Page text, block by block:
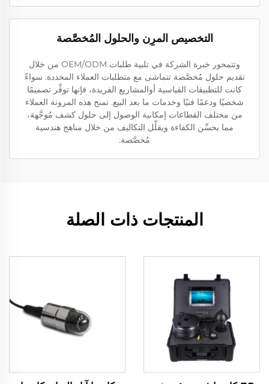
التخصيص المرِن والحلول المُخصَّصة
وتتمحور خبرة الشركة في تلبية طلبات OEM/ODM من خلال
تقديم حلول مُخصَّصة تتماشى مع متطلبات العملاء المحددة. سواءً
كانت للتطبيقات القياسية أوالمشاريع الفريدة، فإنها توفِّر تصميمًا
شخصيًا ودعمًا فنيًا وخدمات ما بعد البيع. تمنح هذه المرونة العملاء
من مختلف القطاعات إمكانية الوصول إلى حلول كشف مُوجَّهة،
مما يحسِّن الكفاءة ويقلِّل التكاليف من خلال مناهج هندسية
مُخصَّصة.
المنتجات ذات الصلة